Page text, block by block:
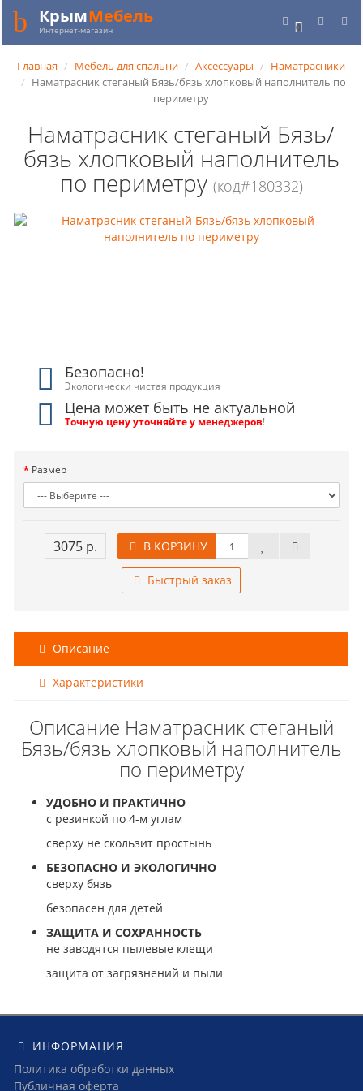
0
КрымМебель
Интернет-магазин
Главная Мебель для спальни Аксессуары
Наматрасники
Наматрасник стеганый Бязь/бязь хлопковый наполнитель по
периметру
Наматрасник стеганый Бязь/
бязь хлопковый наполнитель
по периметру (код#180332)
Безопасно!
Экологически чистая продукция
Цена может быть не актуальной
Точную цену уточняйте у менеджеров!
Размер
3075 р. В КОРЗИНУ
Быстрый заказ
Описание
Характеристики
Описание Наматрасник стеганый
Бязь/бязь хлопковый наполнитель
по периметру
УДОБНО И ПРАКТИЧНО
с резинкой по 4-м углам
сверху не скользит простынь
БЕЗОПАСНО И ЭКОЛОГИЧНО
сверху бязь
безопасен для детей
ЗАЩИТА И СОХРАННОСТЬ
не заводятся пылевые клещи
защита от загрязнений и пыли
ИНФОРМАЦИЯ
Политика обработки данных
Публичная оферта